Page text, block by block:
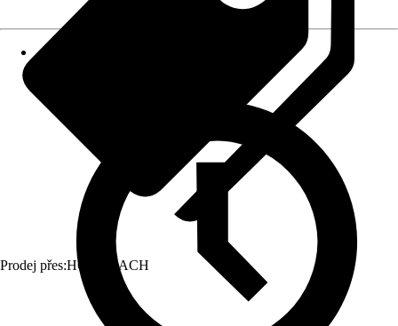
Prodej přes:HORNBACH